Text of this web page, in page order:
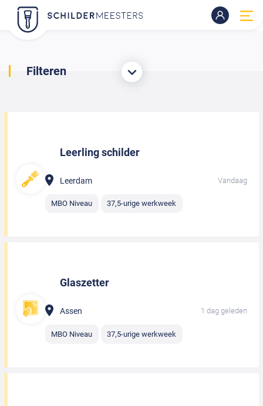
Filteren
Leerling schilder
Leerdam Vandaag
MBO Niveau 37,5-urige werkweek
Glaszetter
Assen 1 dag geleden
MBO Niveau 37,5-urige werkweek